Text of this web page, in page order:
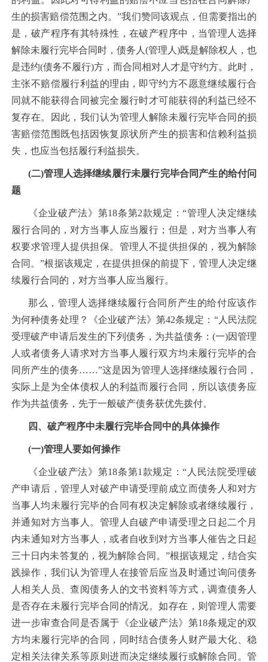
生的损害赔偿范围之内。”我们赞同该观点，但需要指出的
是，破产程序有其特殊性，在破产程序中，当管理人选择
解除未履行完毕合同时，债务人(管理人)既是解除权人，也
是违约(债务不履行)方，而合同相对人才是守约方。此时，
主张不赔偿履行利益的理由，即守约方不愿意继续履行合
同就不能获得合同被完全履行时才可能获得的利益已经不
复存在。因此，我们认为管理人解除未履行完毕合同的损
害赔偿范围既包括因恢复原状所产生的损害和信赖利益损
失，也应当包括履行利益损失。
(二)管理人选择继续履行未履行完毕合同产生的给付问
题
《企业破产法》第18条第2款规定：“管理人决定继续
履行合同的，对方当事人应当履行；但是，对方当事人有
权要求管理人提供担保。管理人不提供担保的，视为解除
合同。”根据该规定，在提供担保的前提下，管理人决定继
续履行合同的，对方当事人应当履行。
那么，管理人选择继续履行合同所产生的给付应该作
为何种债务处理？《企业破产法》第42条规定：“人民法院
受理破产申请后发生的下列债务，为共益债务：(一)因管理
人或者债务人请求对方当事人履行双方均未履行完毕的合
同所产生的债务……”这是因为管理人选择继续履行合同，
实际上是为全体债权人的利益而履行合同，所以该债务应
作为共益债务，先于一般破产债务获优先拨付。
四、破产程序中未履行完毕合同中的具体操作
(一)管理人要如何操作
《企业破产法》第18条第1款规定：“人民法院受理破
产申请后，管理人对破产申请受理前成立而债务人和对方
当事人均未履行完毕的合同有权决定解除或者继续履行，
并通知对方当事人。管理人自破产申请受理之日起二个月
内未通知对方当事人，或者自收到对方当事人催告之日起
三十日内未答复的，视为解除合同。”根据该规定，结合实
践操作，我们认为管理人在接管后应当及时通过询问债务
人相关人员、查阅债务人的文书资料等方式，调查债务人
是否存在未履行完毕合同的情况。如存在，则管理人需要
进一步审查合同是否属于《企业破产法》第18条规定的双
方均未履行完毕的合同，同时结合债务人财产最大化、稳
定相关法律关系等原则进而决定继续履行或解除合同。管